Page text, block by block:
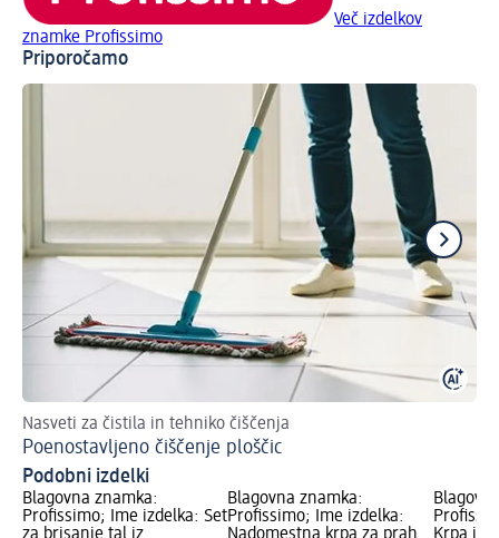
Več izdelkov
znamke Profissimo
Priporočamo
Nasveti za čistila in tehniko čiščenja
Poenostavljeno čiščenje ploščic
Podobni izdelki
Blagovna znamka:
Profissimo; Ime izdelka: Set
Blagovna znamka:
Profissimo; Ime izdelka: